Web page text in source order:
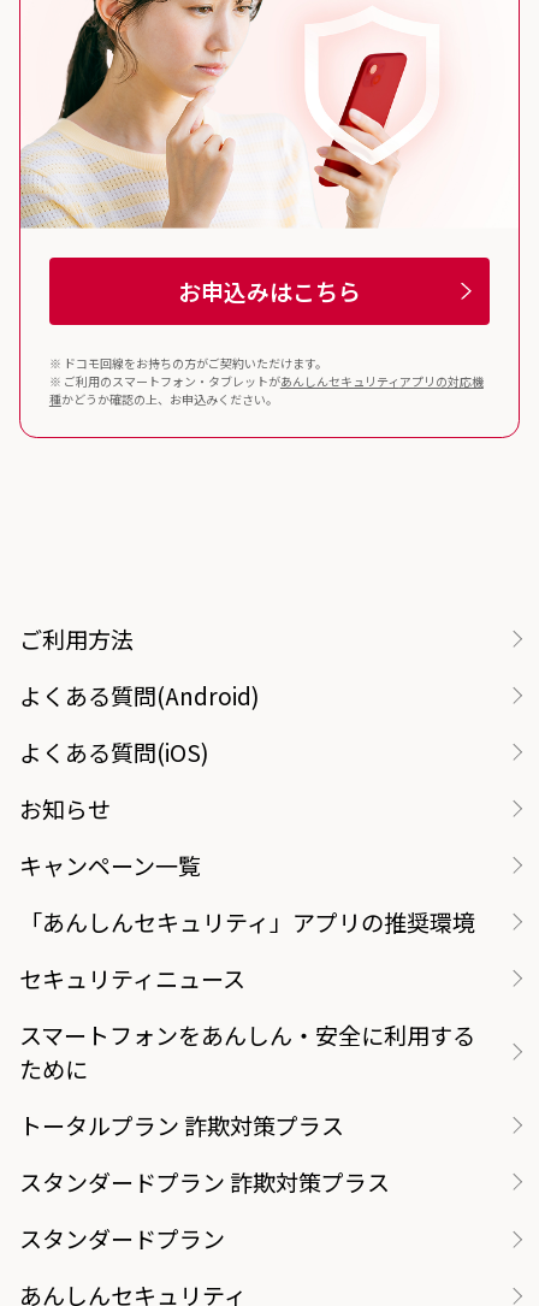
お申込みはこちら
※ ドコモ回線をお持ちの方がご契約いただけます。
※ ご利用のスマートフォン・タブレットがあんしんセキュリティ アプリの対応機
種かどうか確認の上、お申込みください。
ご利用方法
よくある質問(Android)
よくある質問(iOS)
お知らせ
キャンペーン一覧
「あんしんセキュリティ」アプリの推奨環境
セキュリティニュース
スマートフォンをあんしん・安全に利用する
ために
トータルプラン 詐欺対策プラス
スタンダードプラン 詐欺対策プラス
スタンダードプラン
あんしんセキュリティ